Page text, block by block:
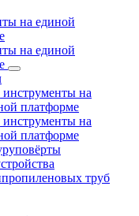
на единой
на единой
на
платформе
на
платформе
труб